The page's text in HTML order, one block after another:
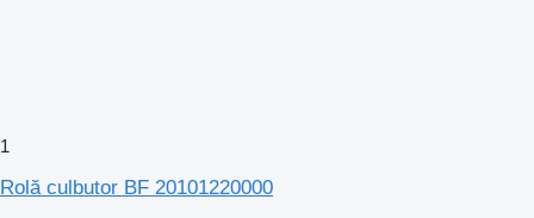
1
Rolă culbutor BF 20101220000